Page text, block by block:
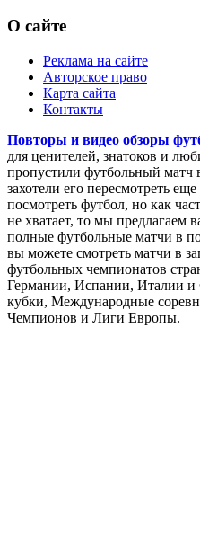
О сайте
Реклама на сайте
Авторское право
Карта сайта
Контакты
Повторы и видео обзоры
для ценителей, знатоков и
пропустили футбольный
захотели его пересмотреть
посмотреть футбол, но как
не хватает, то мы предлагаем
полные футбольные матчи в
вы можете смотреть матчи в
футбольных чемпионатов
Германии, Испании, Италии
кубки, Международные
Чемпионов и Лиги Европы.